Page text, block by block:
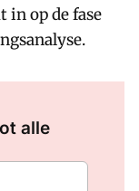
in op de fase
alle